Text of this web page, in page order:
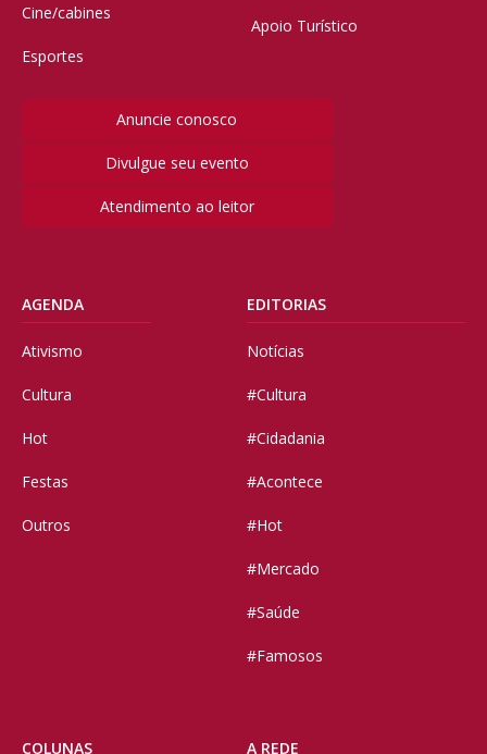
Cine/cabines
Esportes
Apoio Turístico
Anuncie conosco
Divulgue seu evento
Atendimento ao leitor
AGENDA
Ativismo
Cultura
Hot
Festas
Outros
EDITORIAS
Notícias
#Cultura
#Cidadania
#Acontece
#Hot
#Mercado
#Saúde
#Famosos
COLUNAS A REDE